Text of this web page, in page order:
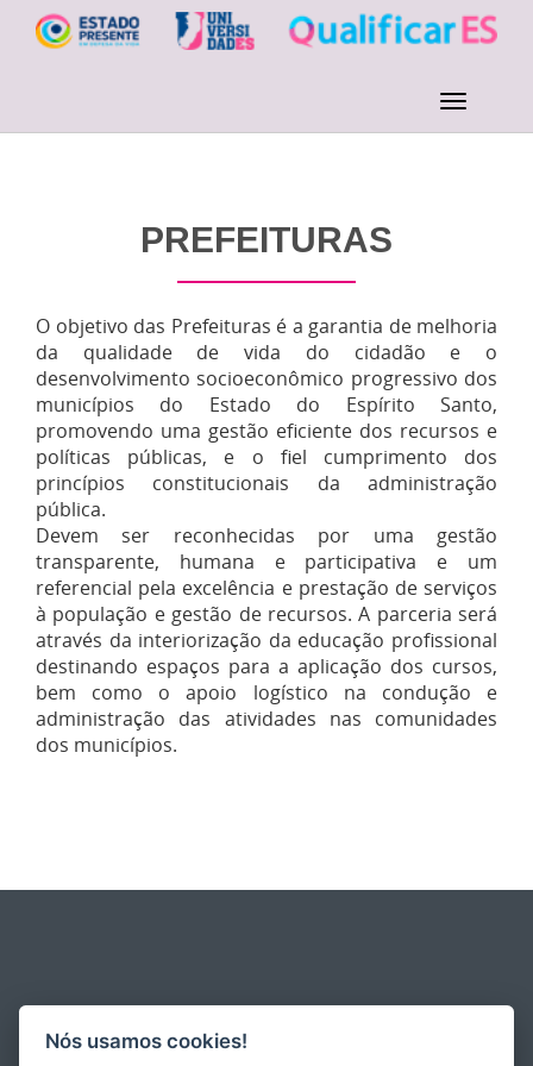
PREFEITURAS
O objetivo das Prefeituras é a garantia de melhoria
da qualidade de vida do cidadão e o
desenvolvimento socioeconômico progressivo dos
municípios do Estado do Espírito Santo,
promovendo uma gestão eficiente dos recursos e
políticas públicas, e o fiel cumprimento dos
princípios constitucionais da administração
pública.
Devem ser reconhecidas por uma gestão
transparente, humana e participativa e um
referencial pela excelência e prestação de serviços
à população e gestão de recursos. A parceria será
através da interiorização da educação profissional
destinando espaços para a aplicação dos cursos,
bem como o apoio logístico na condução e
administração das atividades nas comunidades
dos municípios.
Nós usamos cookies!